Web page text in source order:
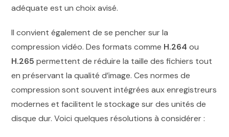
adéquate est un choix avisé.
Il convient également de se pencher sur la
compression vidéo. Des formats comme H.264 ou
H.265 permettent de réduire la taille des fichiers tout
en préservant la qualité d’image. Ces normes de
compression sont souvent intégrées aux enregistreurs
modernes et facilitent le stockage sur des unités de
disque dur. Voici quelques résolutions à considérer :